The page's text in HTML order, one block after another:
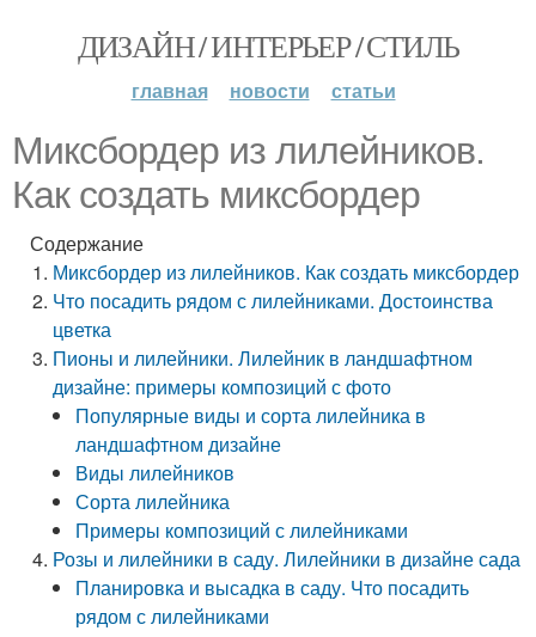
ДИЗАЙН / ИНТЕРЬЕР / СТИЛЬ
главная новости статьи
Миксбордер из лилейников.
Как создать миксбордер
Содержание
Миксбордер из лилейников. Как создать миксбордер
Что посадить рядом с лилейниками. Достоинства
цветка
Пионы и лилейники. Лилейник в ландшафтном
дизайне: примеры композиций с фото
Популярные виды и сорта лилейника в
ландшафтном дизайне
Виды лилейников
Сорта лилейника
Примеры композиций с лилейниками
Розы и лилейники в саду. Лилейники в дизайне сада
Планировка и высадка в саду. Что посадить
рядом с лилейниками